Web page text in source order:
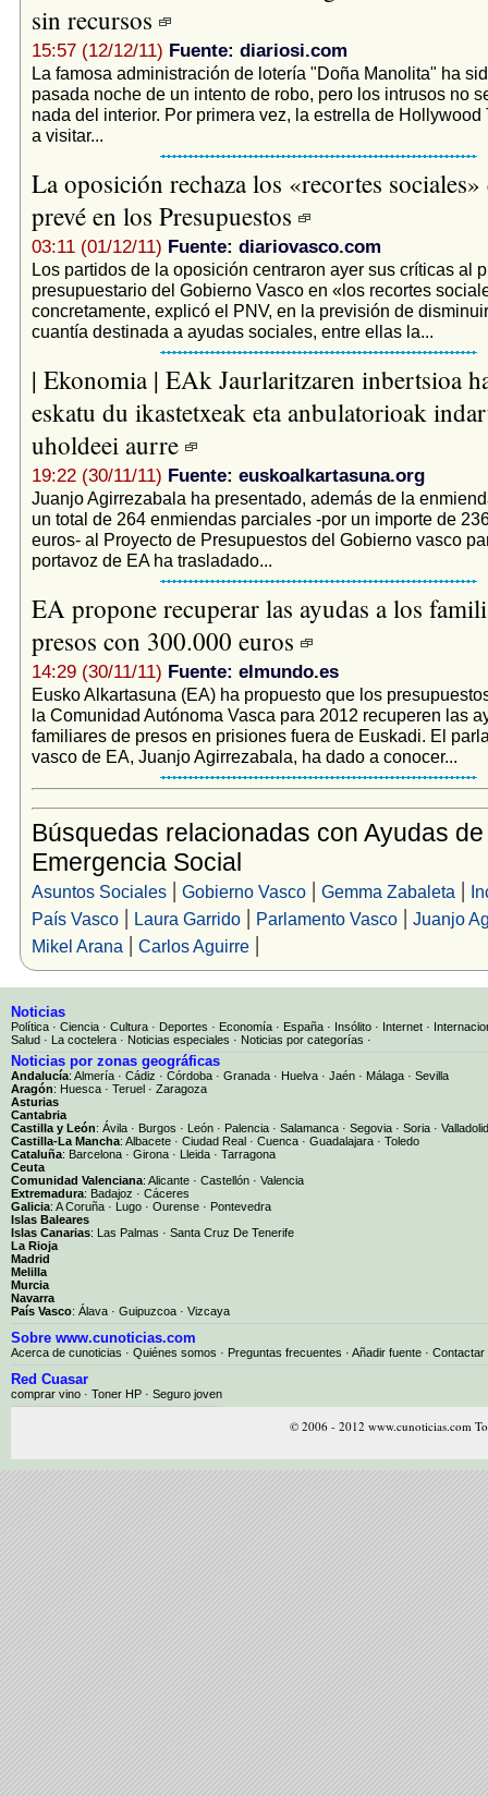
sin recursos
15:57 (12/12/11) Fuente: diariosi.com
La famosa administración de lotería "Doña Manolita" ha
pasada noche de un intento de robo, pero los intrusos no
nada del interior. Por primera vez, la estrella de Hollywood
a visitar...
La oposición rechaza los «recortes
prevé en los Presupuestos
03:11 (01/12/11) Fuente: diariovasco.com
Los partidos de la oposición centraron ayer sus críticas al
presupuestario del Gobierno Vasco en «los recortes
concretamente, explicó el PNV, en la previsión de
cuantía destinada a ayudas sociales, entre ellas la...
| Ekonomia | EAk Jaurlaritzaren inbertsioa
eskatu du ikastetxeak eta anbulatorioak
uholdeei aurre
19:22 (30/11/11) Fuente: euskoalkartasuna.org
Juanjo Agirrezabala ha presentado, además de la
un total de 264 enmiendas parciales -por un importe de
euros- al Proyecto de Presupuestos del Gobierno vasco
portavoz de EA ha trasladado...
EA propone recuperar las ayudas a los
presos con 300.000 euros
14:29 (30/11/11) Fuente: elmundo.es
Eusko Alkartasuna (EA) ha propuesto que los
la Comunidad Autónoma Vasca para 2012 recuperen las
familiares de presos en prisiones fuera de Euskadi. El
vasco de EA, Juanjo Agirrezabala, ha dado a conocer...
Búsquedas relacionadas con Ayudas de
Emergencia Social
Asuntos Sociales| Gobierno Vasco| Gemma Zabaleta |
País Vasco| Laura Garrido| Parlamento Vasco| Juanjo
Mikel Arana | Carlos Aguirre|
Noticias
Política · Ciencia · Cultura · Deportes · Economía · España · Insólito · Internet ·
Salud · La coctelera · Noticias especiales · Noticias por categorías ·
Noticias por zonas geográficas
Andalucía: Almería · Cádiz · Córdoba · Granada · Huelva · Jaén · Málaga · Sevilla
Aragón: Huesca · Teruel · Zaragoza
Asturias
Cantabria
Castilla y León: Ávila · Burgos · León · Palencia · Salamanca · Segovia · Soria · Valladolid
Castilla-La Mancha: Albacete · Ciudad Real · Cuenca · Guadalajara · Toledo
Cataluña: Barcelona · Girona · Lleida · Tarragona
Ceuta
Comunidad Valenciana: Alicante · Castellón · Valencia
Extremadura: Badajoz · Cáceres
Galicia: A Coruña · Lugo · Ourense · Pontevedra
Islas Baleares
Islas Canarias: Las Palmas · Santa Cruz De Tenerife
La Rioja
Madrid
Melilla
Murcia
Navarra
País Vasco: Álava · Guipuzcoa · Vizcaya
Sobre www.cunoticias.com
Acerca de cunoticias · Quiénes somos · Preguntas frecuentes · Añadir fuente · Contactar
Red Cuasar
comprar vino · Toner HP · Seguro joven
© 2006 - 2012 www.cunoticias.com